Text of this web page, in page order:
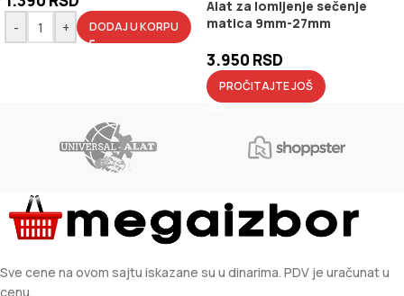
- + DODAJ U KORPU
Alat za lomljenje sečenje
matica 9mm-27mm
3.950 RSD
PROČITAJTE JOŠ
Sve cene na ovom sajtu iskazane su u dinarima. PDV je uračunat u
cenu.